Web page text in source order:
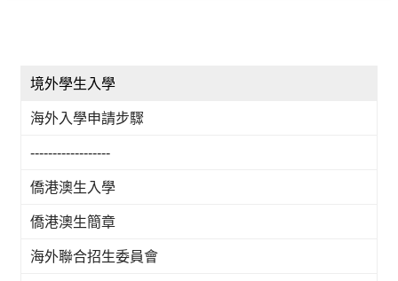
境外學生入學
海外入學申請步驟
------------------
僑港澳生入學
僑港澳生簡章
海外聯合招生委員會